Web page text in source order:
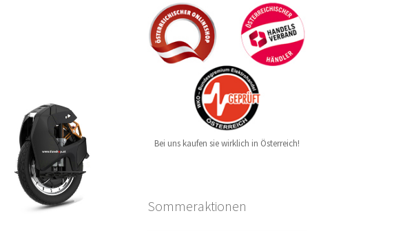
Bei uns kaufen sie wirklich in Österreich!
Sommeraktionen